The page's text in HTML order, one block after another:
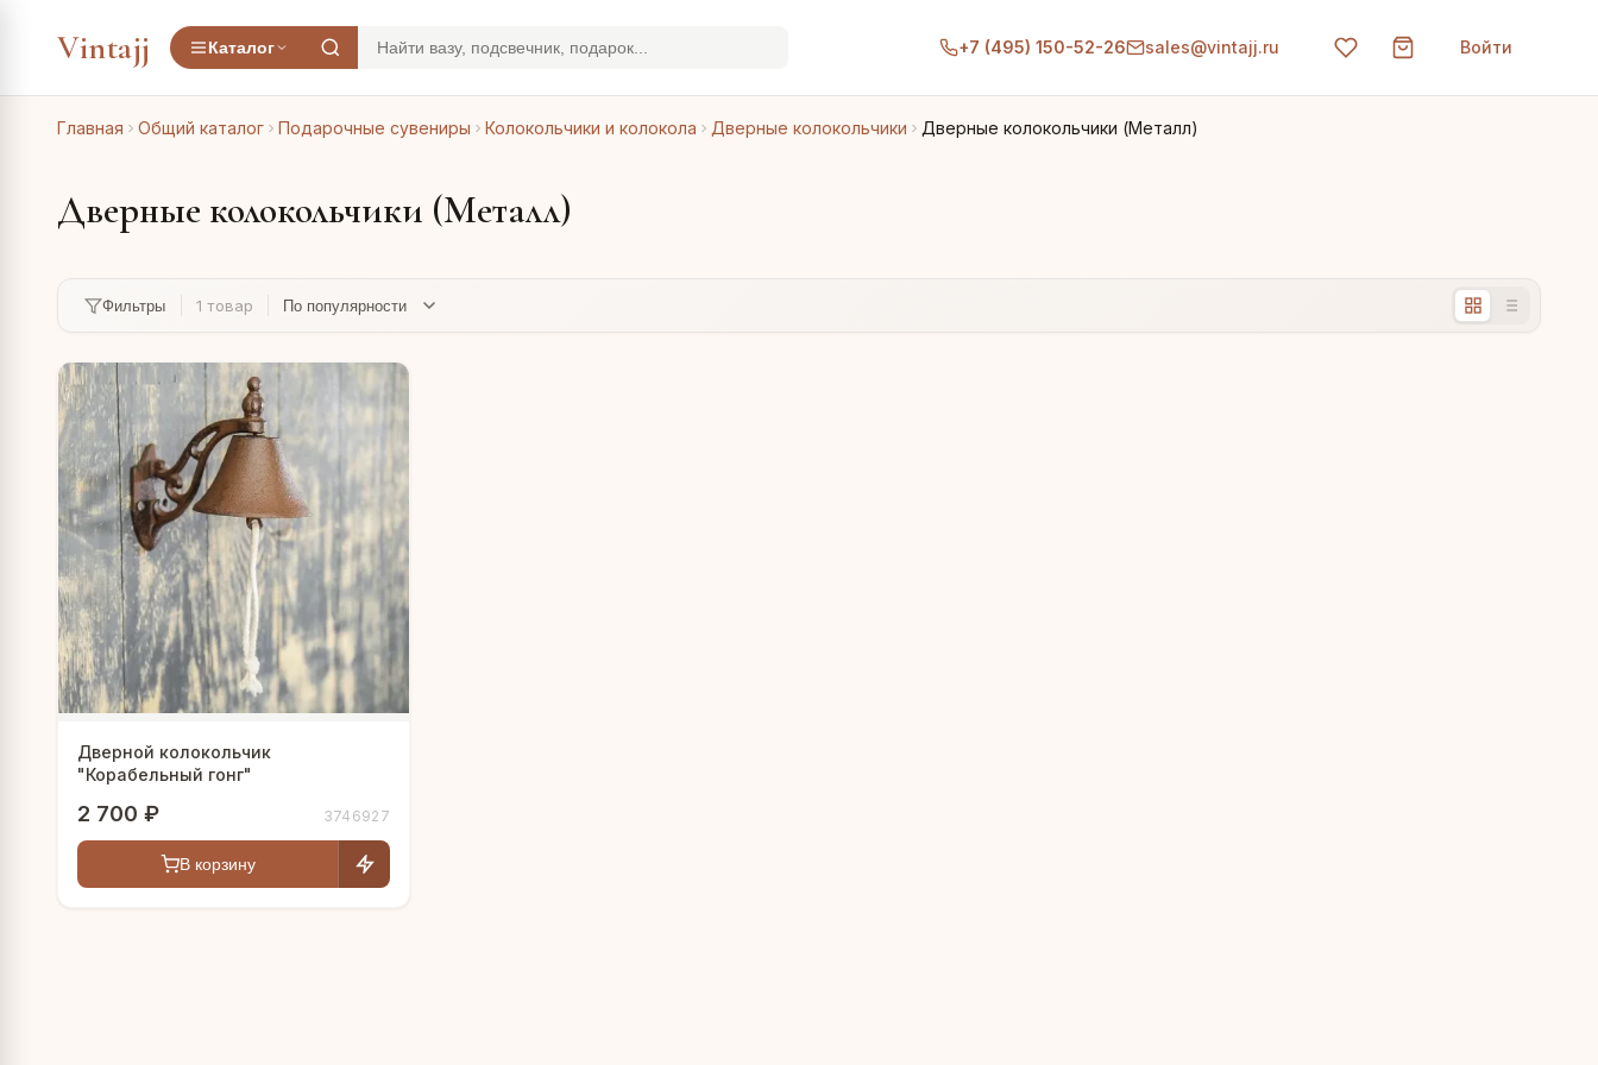
Vintajj Каталог +7 (495) 150-52-26 sales@vintajj.ru Войти
Главная Общий каталог Подарочные сувениры Колокольчики и колокола Дверные колокольчики Дверные колокольчики (Металл)
Дверные колокольчики (Металл)
Фильтры 1 товар
Дверной колокольчик
"Корабельный гонг"
2 700 ₽ 3746927
В корзину